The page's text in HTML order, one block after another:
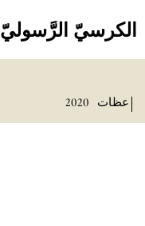
الكرسيّ الرَّسوليّ
عظات 2020